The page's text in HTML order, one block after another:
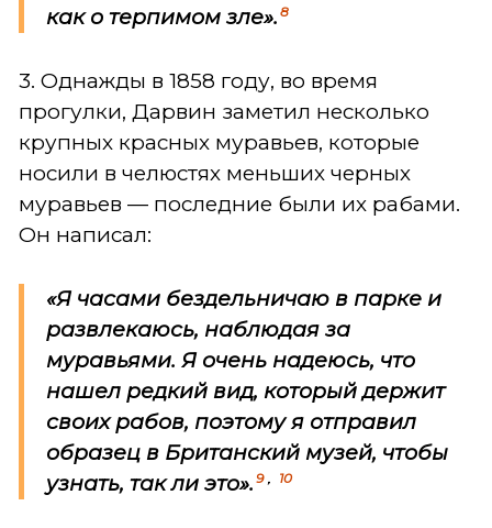
как о терпимом зле». 8
3. Однажды в 1858 году, во время
прогулки, Дарвин заметил несколько
крупных красных муравьев, которые
носили в челюстях меньших черных
муравьев — последние были их рабами.
Он написал:
«Я часами бездельничаю в парке и
развлекаюсь, наблюдая за
муравьями. Я очень надеюсь, что
нашел редкий вид, который держит
своих рабов, поэтому я отправил
образец в Британский музей, чтобы
узнать, так ли это». 9 , 10